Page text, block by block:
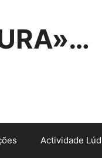
Actividade